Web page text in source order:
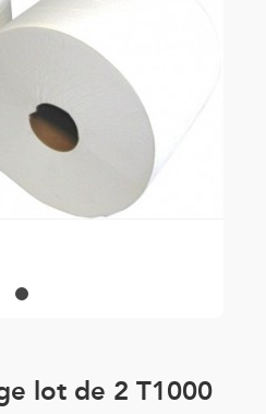
lot de 2 T1000